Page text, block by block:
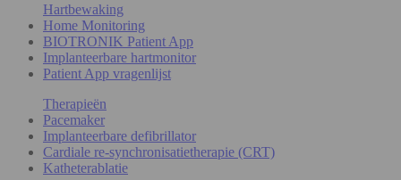
Hartbewaking
Home Monitoring
BIOTRONIK Patient App
Implanteerbare hartmonitor
Patient App vragenlijst
Therapieën
Pacemaker
Implanteerbare defibrillator
Cardiale re-synchronisatietherapie (CRT)
Katheterablatie